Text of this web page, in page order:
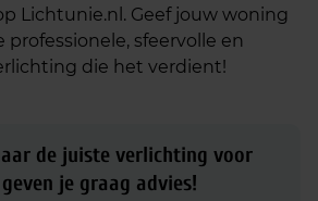
Lichtunie.nl. Geef jouw woning
professionele, sfeervolle en
die het verdient!
de juiste verlichting voor
je graag advies!